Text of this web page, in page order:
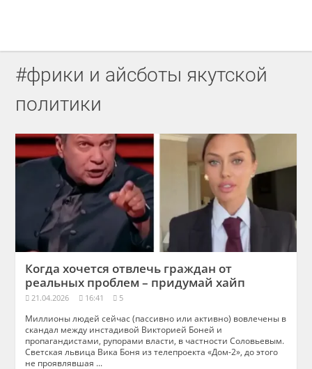
#фрики и айсботы якутской
политики
Когда хочется отвлечь граждан от
реальных проблем – придумай хайп
21.04.2026 16:41 5
Миллионы людей сейчас (пассивно или активно) вовлечены в
скандал между инстадивой Викторией Боней и
пропагандистами, рупорами власти, в частности Соловьевым.
Светская львица Вика Боня из телепроекта «Дом-2», до этого
не проявлявшая ...